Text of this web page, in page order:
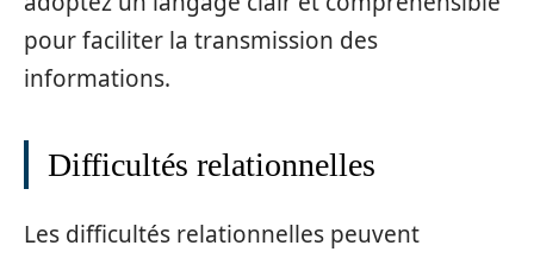
pour faciliter la transmission des
informations.
Difficultés relationnelles
Les difficultés relationnelles peuvent